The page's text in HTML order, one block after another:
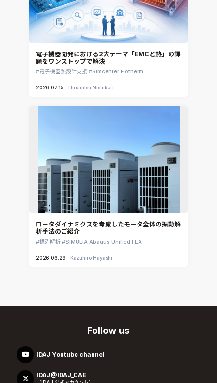
電子機器開発における2大テーマ「EMCと熱」の課
題をワンストップで解決
電子機器熱設計支援 Simcenter Flotherm
2026.07.15 Hiromitsu Nishikori
ロータダイナミクスを考慮したモータ全体の振動解
析手法のご紹介
構造解析 SIMULIA Abaqus Unified FEA
2026.06.29 Kazuhiro Hayashi
Follow us
IDAJ Youtube channel
IDAJ@IDAJ_CAE